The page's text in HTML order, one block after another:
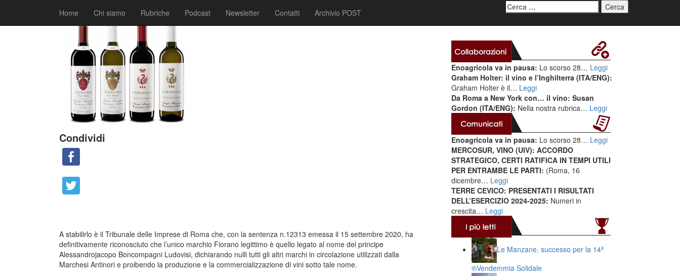
Home Chi siamo Rubriche Podcast Newsletter Contatti Archivio POST
Ricerca
per:
Condividi
A stabilirlo è il Tribunale delle Imprese di Roma che, con la sentenza n.12313 emessa il 15 settembre 2020, ha
definitivamente riconosciuto che l’unico marchio Fiorano legittimo è quello legato al nome del principe
Alessandrojacopo Boncompagni Ludovisi, dichiarando nulli tutti gli altri marchi in circolazione utilizzati dalla
Marchesi Antinori e proibendo la produzione e la commercializzazione di vini sotto tale nome.
Enoagricola va in pausa: Lo scorso 28… Leggi
Graham Holter: il vino e l’Inghilterra (ITA/ENG):
Graham Holter è il… Leggi
Da Roma a New York con… il vino: Susan
Gordon (ITA/ENG): Nella nostra rubrica… Leggi
Enoagricola va in pausa: Lo scorso 28… Leggi
MERCOSUR, VINO (UIV): ACCORDO
STRATEGICO, CERTI RATIFICA IN TEMPI UTILI
PER ENTRAMBE LE PARTI: (Roma, 16
dicembre… Leggi
TERRE CEVICO: PRESENTATI I RISULTATI
DELL’ESERCIZIO 2024-2025: Numeri in
crescita… Leggi
Le Manzane, successo per la 14ª
®️Vendemmia Solidale